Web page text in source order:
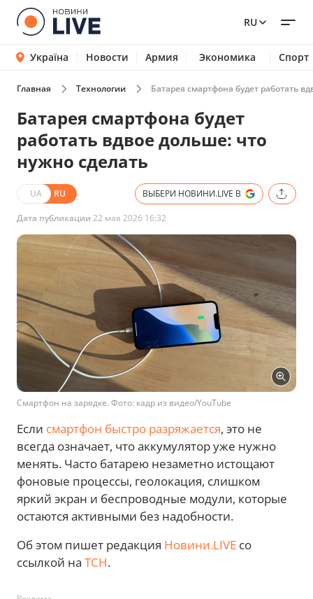
RU
Україна Новости Армия Экономика Спорт
Главная Технологии Батарея смартфона будет работать
Батарея смартфона будет
работать вдвое дольше: что
нужно сделать
UA RU ВЫБЕРИ НОВИНИ.LIVE В
Дата публикации 22 мая 2026 16:32
Смартфон на зарядке. Фото: кадр из видео/YouTube
Если смартфон быстро разряжается, это не
всегда означает, что аккумулятор уже нужно
менять. Часто батарею незаметно истощают
фоновые процессы, геолокация, слишком
яркий экран и беспроводные модули, которые
остаются активными без надобности.
Об этом пишет редакция Новини.LIVE со
ссылкой на ТСН.